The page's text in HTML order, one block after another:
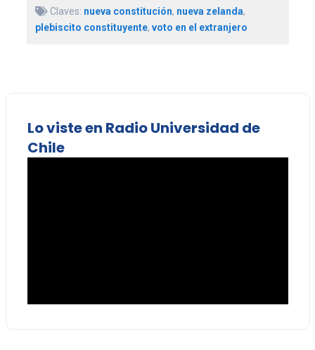
Claves: nueva constitución, nueva zelanda,
plebiscito constituyente, voto en el extranjero
Lo viste en Radio Universidad de
Chile